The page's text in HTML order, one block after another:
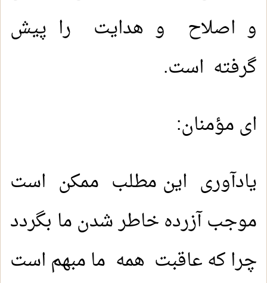
و اصلاح و هدایت را پیش
گرفته است.
ای مؤمنان:
یادآوری این مطلب ممکن است
موجب آزرده خاطر شدن ما بگردد
چرا که عاقبت همه ما مبهم است